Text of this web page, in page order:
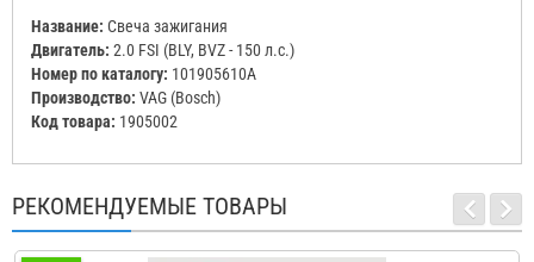
Название: Свеча зажигания
Двигатель: 2.0 FSI (BLY, BVZ - 150 л.с.)
Номер по каталогу: 101905610A
Производство: VAG (Bosch)
Код товара: 1905002
РЕКОМЕНДУЕМЫЕ ТОВАРЫ